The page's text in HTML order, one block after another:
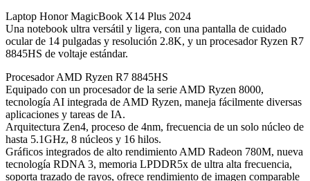
Laptop Honor MagicBook X14 Plus 2024
Una notebook ultra versátil y ligera, con una pantalla de cuidado
ocular de 14 pulgadas y resolución 2.8K, y un procesador Ryzen R7
8845HS de voltaje estándar.
Procesador AMD Ryzen R7 8845HS
Equipado con un procesador de la serie AMD Ryzen 8000,
tecnología AI integrada de AMD Ryzen, maneja fácilmente diversas
aplicaciones y tareas de IA.
Arquitectura Zen4, proceso de 4nm, frecuencia de un solo núcleo de
hasta 5.1GHz, 8 núcleos y 16 hilos.
Gráficos integrados de alto rendimiento AMD Radeon 780M, nueva
tecnología RDNA 3, memoria LPDDR5x de ultra alta frecuencia,
soporta trazado de rayos, ofrece rendimiento de imagen comparable